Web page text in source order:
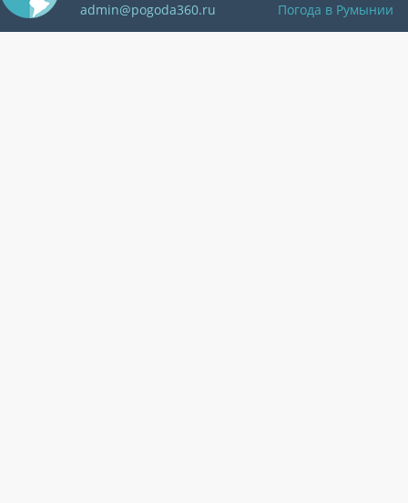
admin@pogoda360.ru
Погода в Румынии